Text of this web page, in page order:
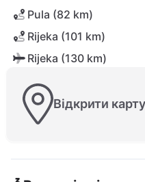
Pula (82 km)
Rijeka (101 km)
Rijeka (130 km)
Відкрити карту